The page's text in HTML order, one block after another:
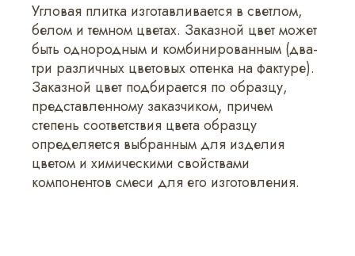
Угловая плитка изготавливается в светлом,
белом и темном цветах. Заказной цвет может
быть однородным и комбинированным (два-
три различных цветовых оттенка на фактуре).
Заказной цвет подбирается по образцу,
представленному заказчиком, причем
степень соответствия цвета образцу
определяется выбранным для изделия
цветом и химическими свойствами
компонентов смеси для его изготовления.